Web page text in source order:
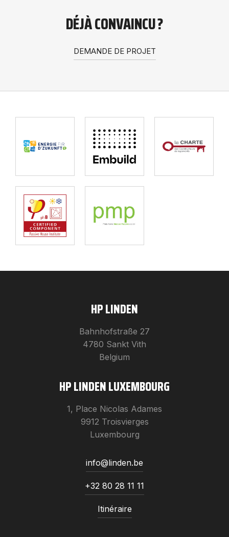
DÉJÀ CONVAINCU ?
DEMANDE DE PROJET
HP LINDEN
Bahnhofstraße 27
4780 Sankt Vith
Belgium
HP LINDEN LUXEMBOURG
1, Place Nicolas Adames
9912 Troisvierges
Luxembourg
info@linden.be
+32 80 28 11 11
Itinéraire